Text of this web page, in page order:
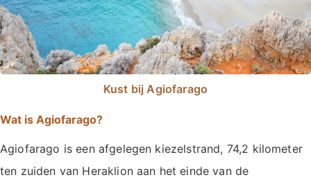
Kust bij Agiofarago
Wat is Agiofarago?
Agiofarago is een afgelegen kiezelstrand, 74,2 kilometer
ten zuiden van Heraklion aan het einde van de